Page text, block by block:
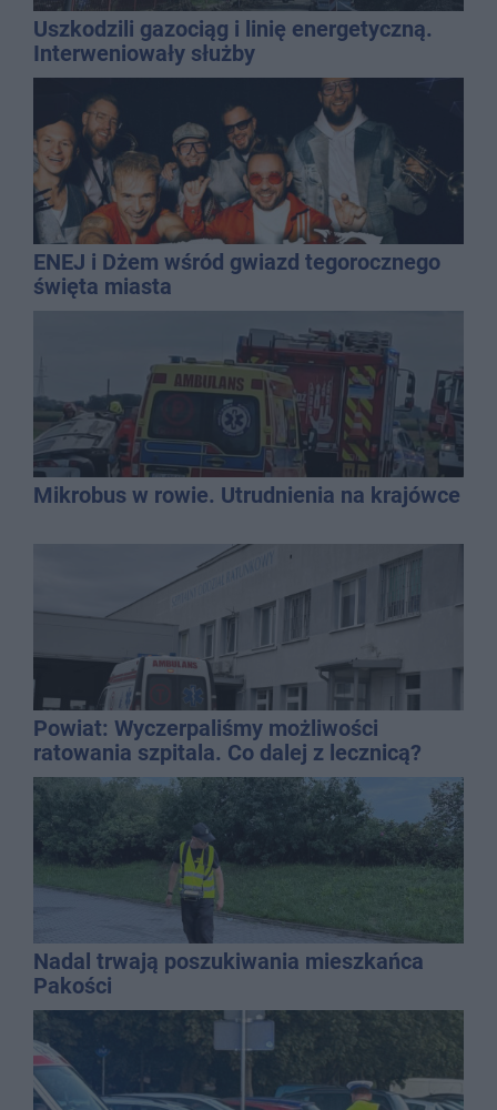
Uszkodzili gazociąg i linię energetyczną.
Interweniowały służby
ENEJ i Dżem wśród gwiazd tegorocznego
święta miasta
Mikrobus w rowie. Utrudnienia na krajówce
Powiat: Wyczerpaliśmy możliwości
ratowania szpitala. Co dalej z lecznicą?
Nadal trwają poszukiwania mieszkańca
Pakości